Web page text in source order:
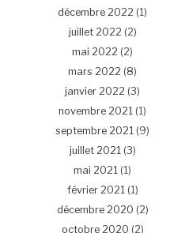
décembre 2022 (1)
juillet 2022 (2)
mai 2022 (2)
mars 2022 (8)
janvier 2022 (3)
novembre 2021 (1)
septembre 2021 (9)
juillet 2021(3)
mai 2021 (1)
février 2021(1)
décembre 2020 (2)
octobre 2020 (2)